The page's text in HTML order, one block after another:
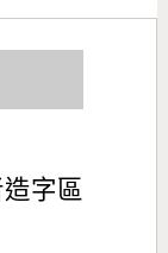
字區